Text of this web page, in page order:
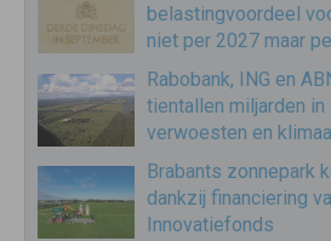
belastingvoordeel
niet per 2027 maar
Rabobank, ING en
tientallen miljarden
verwoesten en
Brabants zonnepark
dankzij financiering
Innovatiefonds